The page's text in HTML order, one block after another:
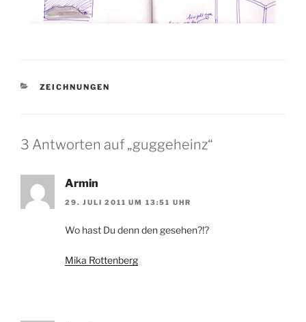
KATEGORIEN
ZEICHNUNGEN
3 Antworten auf „guggeheinz“
Armin
29. JULI 2011 UM 13:51 UHR
Wo hast Du denn den gesehen?!?
Mika Rottenberg